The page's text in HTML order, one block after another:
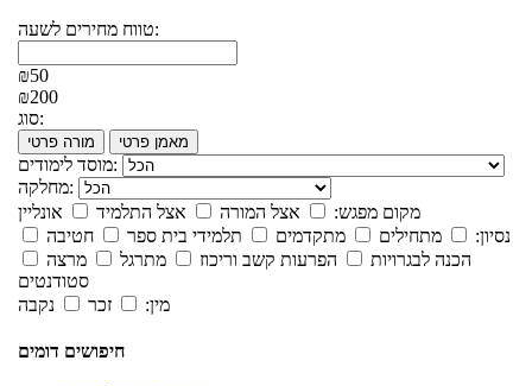
טווח מחירים לשעה:
₪50
₪200
סוג:
מורה פרטי מאמן פרטי
מוסד לימודים:
מחלקה:
מקום מפגש:
אצל המורה אצל התלמיד
אונליין
נסיון:
מתחילים מתקדמים תלמידי בית ספר
חטיבה
הכנה לבגרויות
הפרעות קשב וריכוז מתרגל
מרצה
סטודנטים
מין:
זכר נקבה
חיפושים דומים